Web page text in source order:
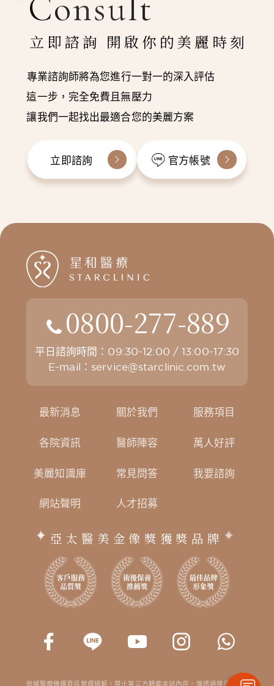
立即諮詢 開啟你的美麗時刻
專業諮詢師將為您進行一對一的深入評估
這一步，完全免費且無壓力
讓我們一起找出最適合您的美麗方案
立即諮詢 官方帳號
0800-277-889
平日諮詢時間：09:30-12:00 / 13:00-17:30
E-mail： service@starclinic.com.tw
最新消息 關於我們 服務項目
各院資訊 醫師陣容 萬人好評
美麗知識庫 常見問答 我要諮詢
網站聲明 人才招募
亞太醫美金像獎獲獎品牌
依據醫療機構資訊管理規範，禁止第三方轉載本站內容。惟透過搜尋